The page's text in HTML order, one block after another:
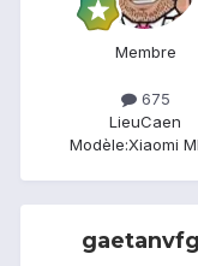
Membre
675
LieuCaen
Modèle:Xiaomi
gaetanvfg